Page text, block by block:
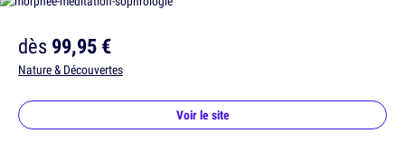
dès99,95 €
Nature & Découvertes
Voir le site